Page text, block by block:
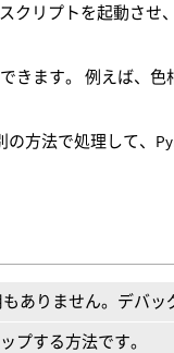
クリプトを起動させ
きます。 例えば、色
方法で処理して、
ありません。デバッ
プする方法です。